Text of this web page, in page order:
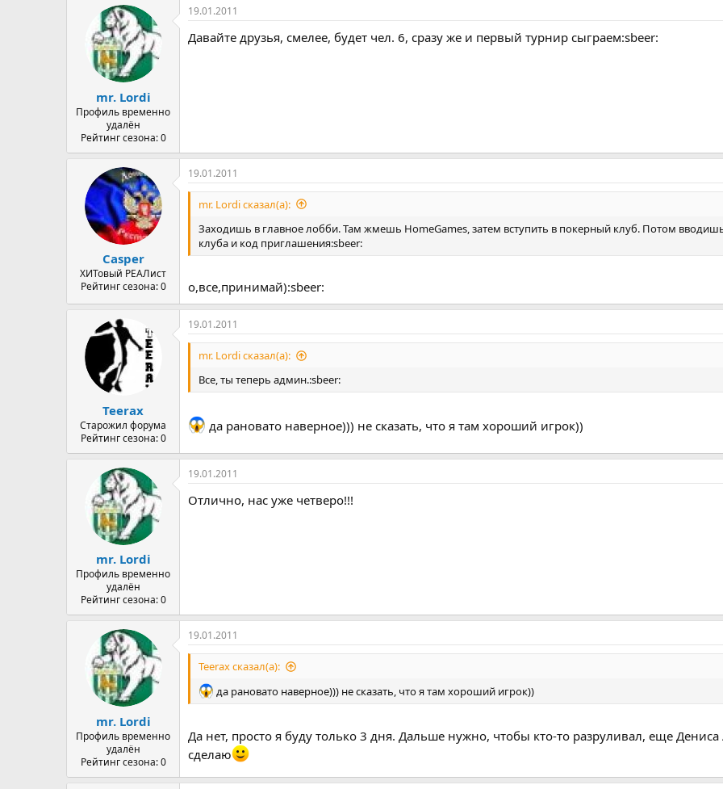
mr. Lordi
Профиль временно
удалён
Рейтинг сезона: 0
19.01.2011
Давайте друзья, смелее, будет чел. 6, сразу же и первый турнир сыграем:sbeer:
Casper
ХИТовый РЕАЛист
Рейтинг сезона: 0
19.01.2011
mr. Lordi сказал(а):
Заходишь в главное лобби. Там жмешь НomeGames, затем вступить в покерный клуб. Потом
клуба и код приглашения:sbeer:
о,все,принимай):sbeer:
Teerax
Старожил форума
Рейтинг сезона: 0
19.01.2011
mr. Lordi сказал(а):
Все, ты теперь админ.:sbeer:
да рановато наверное))) не сказать, что я там хороший игрок))
mr. Lordi
Профиль временно
удалён
Рейтинг сезона: 0
19.01.2011
Отлично, нас уже четверо!!!
mr. Lordi
Профиль временно
удалён
Рейтинг сезона: 0
19.01.2011
Teerax сказал(а):
да рановато наверное))) не сказать, что я там хороший игрок))
Да нет, просто я буду только 3 дня. Дальше нужно, чтобы кто-то разруливал, еще
сделаю